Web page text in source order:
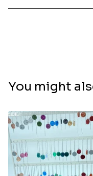
You might